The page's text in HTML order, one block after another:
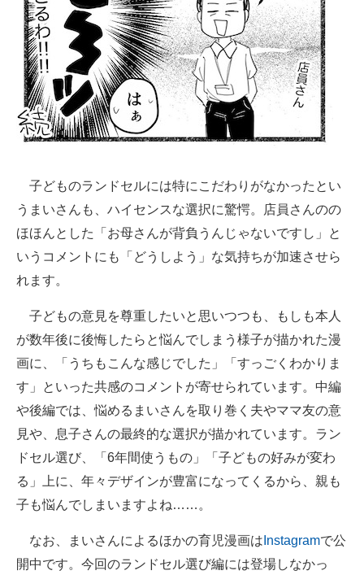
子どものランドセルには特にこだわりがなかったとい
うまいさんも、ハイセンスな選択に驚愕。店員さんのの
ほほんとした「お母さんが背負うんじゃないですし」と
いうコメントにも「どうしよう」な気持ちが加速させら
れます。
子どもの意見を尊重したいと思いつつも、もしも本人
が数年後に後悔したらと悩んでしまう様子が描かれた漫
画に、「うちもこんな感じでした」「すっごくわかりま
す」といった共感のコメントが寄せられています。中編
や後編では、悩めるまいさんを取り巻く夫やママ友の意
見や、息子さんの最終的な選択が描かれています。ラン
ドセル選び、「6年間使うもの」「子どもの好みが変わ
る」上に、年々デザインが豊富になってくるから、親も
子も悩んでしまいますよね……。
なお、まいさんによるほかの育児漫画は Instagramで公
開中です。今回のランドセル選び編には登場しなかっ